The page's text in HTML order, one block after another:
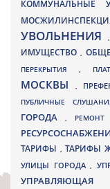
КОММУНАЛЬНЫЕ
УВОЛЬНЕНИЯ
ИМУЩЕСТВО ,
ПЕРЕКРЫТИЯ ,
МОСКВЫ
,
ПУБЛИЧНЫЕ
ГОРОДА
, РЕМОНТ
ТАРИФЫ , ТАРИФЫ
УЛИЦЫ ГОРОДА ,